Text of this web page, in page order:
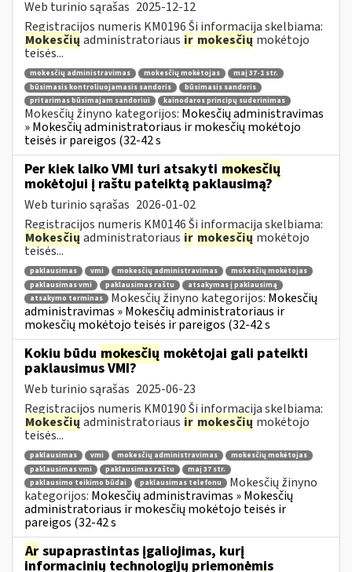
Web turinio sąrašas 2025-12-12
Registracijos numeris KM0196 Ši informacija skelbiama:
Mokesčių administratoriaus ir mokesčių mokėtojo
teisės...
mokesčių administravimas mokesčių mokėtojas
maį 37-1 str.
būsimasis kontroliuojamasis sandoris
būsimasis sandoris
pritarimas būsimajam sandoriui
kainodaros principų suderinimas
Mokesčių žinyno kategorijos: Mokesčių administravimas
» Mokesčių administratoriaus ir mokesčių mokėtojo
teisės ir pareigos (32-42 s
Per kiek laiko VMI turi atsakyti mokesčių
mokėtojui į raštu pateiktą paklausimą?
Web turinio sąrašas 2026-01-02
Registracijos numeris KM0146 Ši informacija skelbiama:
Mokesčių administratoriaus ir mokesčių mokėtojo
teisės...
paklausimas vmi mokesčių administravimas
mokesčių mokėtojas
paklausimas vmi
paklausimas raštu
atsakymas į paklausimą
atsakymo terminas
Mokesčių žinyno kategorijos: Mokesčių
administravimas » Mokesčių administratoriaus ir
mokesčių mokėtojo teisės ir pareigos (32-42 s
Kokiu būdu mokesčių mokėtojai gali pateikti
paklausimus VMI?
Web turinio sąrašas 2025-06-23
Registracijos numeris KM0190 Ši informacija skelbiama:
Mokesčių administratoriaus ir mokesčių mokėtojo
teisės...
paklausimas vmi mokesčių administravimas
mokesčių mokėtojas
paklausimas vmi
paklausimas raštu
maį 37 str.
paklausimo teikimo būdai
paklausimas telefonu
Mokesčių žinyno
kategorijos: Mokesčių administravimas » Mokesčių
administratoriaus ir mokesčių mokėtojo teisės ir
pareigos (32-42 s
Ar supaprastintas įgaliojimas, kurį
informacinių technologijų priemonėmis